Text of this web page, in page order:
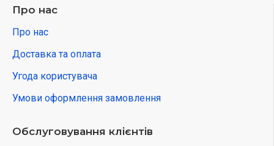
Про нас
Про нас
Доставка та оплата
Угода користувача
Умови оформлення замовлення
Обслуговування клієнтів